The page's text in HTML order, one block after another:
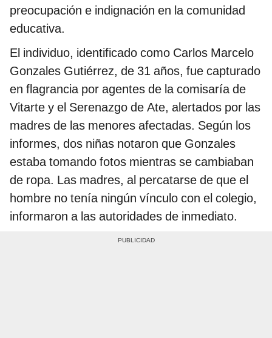
preocupación e indignación en la comunidad
educativa.
El individuo, identificado como Carlos Marcelo
Gonzales Gutiérrez, de 31 años, fue capturado
en flagrancia por agentes de la comisaría de
Vitarte y el Serenazgo de Ate, alertados por las
madres de las menores afectadas. Según los
informes, dos niñas notaron que Gonzales
estaba tomando fotos mientras se cambiaban
de ropa. Las madres, al percatarse de que el
hombre no tenía ningún vínculo con el colegio,
informaron a las autoridades de inmediato.